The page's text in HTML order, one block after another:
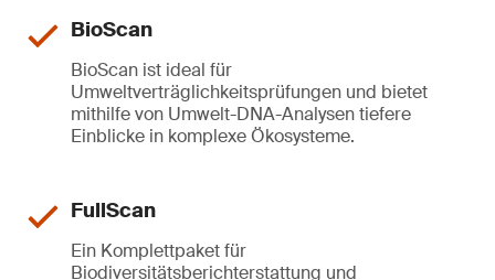
BioScan
BioScan ist ideal für
Umweltverträglichkeitsprüfungen und bietet
mithilfe von Umwelt-DNA-Analysen tiefere
Einblicke in komplexe Ökosysteme.
FullScan
Ein Komplettpaket für
Biodiversitätsberichterstattung und